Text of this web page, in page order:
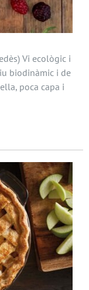
Vi ecològic i
biodinàmic i de
poca capa i